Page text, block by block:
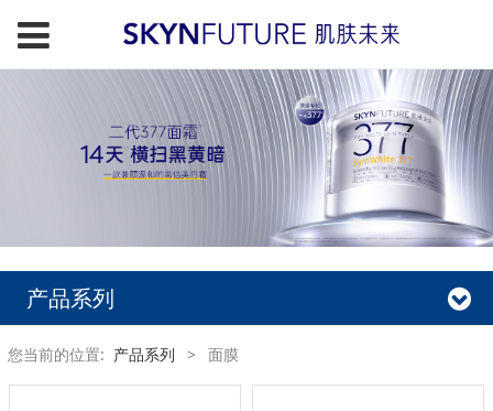
产品系列
您当前的位置: 产品系列 > 面膜